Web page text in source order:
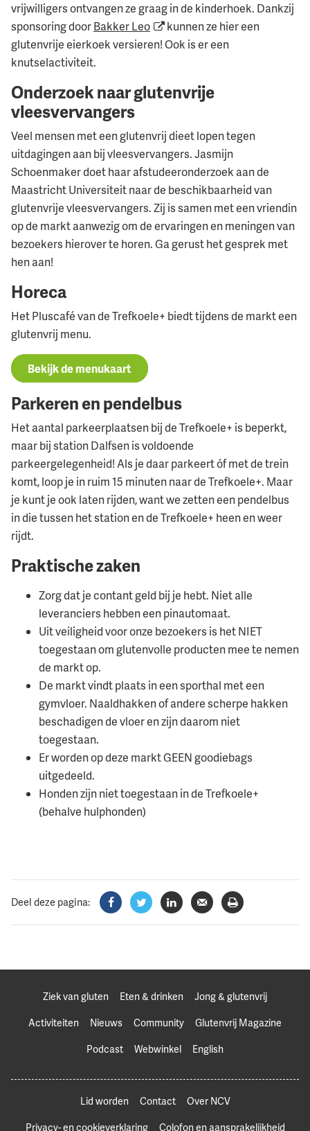
vrijwilligers ontvangen ze graag in de kinderhoek. Dankzij
sponsoring doorBakker Leo
kunnen ze hier een
glutenvrije eierkoek versieren! Ook is er een
knutselactiviteit.
Onderzoek naar glutenvrije
vleesvervangers
Veel mensen met een glutenvrij dieet lopen tegen
uitdagingen aan bij vleesvervangers. Jasmijn
Schoenmaker doet haar afstudeeronderzoek aan de
Maastricht Universiteit naar de beschikbaarheid van
glutenvrije vleesvervangers. Zij is samen met een vriendin
op de markt aanwezig om de ervaringen en meningen van
bezoekers hierover te horen. Ga gerust het gesprek met
hen aan!
Horeca
Het Pluscafé van de Trefkoele+ biedt tijdens de markt een
glutenvrij menu.
Bekijk de menukaart
Parkeren en pendelbus
Het aantal parkeerplaatsen bij de Trefkoele+ is beperkt,
maar bij station Dalfsen is voldoende
parkeergelegenheid! Als je daar parkeert óf met de trein
komt, loop je in ruim 15 minuten naar de Trefkoele+. Maar
je kunt je ook laten rijden, want we zetten een pendelbus
in die tussen het station en de Trefkoele+ heen en weer
rijdt.
Praktische zaken
Zorg dat je contant geld bij je hebt. Niet alle
leveranciers hebben een pinautomaat.
Uit veiligheid voor onze bezoekers is het NIET
toegestaan om glutenvolle producten mee te nemen
de markt op.
De markt vindt plaats in een sporthal met een
gymvloer. Naaldhakken of andere scherpe hakken
beschadigen de vloer en zijn daarom niet
toegestaan.
Er worden op deze markt GEEN goodiebags
uitgedeeld.
Honden zijn niet toegestaan in de Trefkoele+
(behalve hulphonden)
Deel deze pagina:
Facebook
TwitterLinkedInVerzenden
Printen
Ziek van gluten Eten & drinken
Jong & glutenvrij
Activiteiten
Nieuws Community
Glutenvrij Magazine
Podcast
Webwinkel English
Lid worden Contact
Over NCV
Privacy- en cookieverklaring
Colofon en aansprakelijkheid